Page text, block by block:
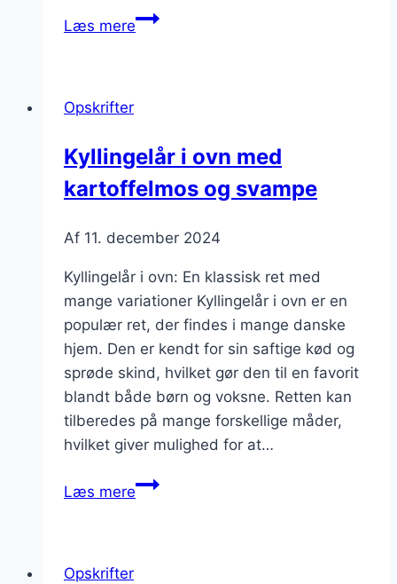
Læs mereKyllingelår
middag
Opskrifter
Kyllingelår i ovn med
kartoffelmos og svampe
Af 11. december 2024
Kyllingelår i ovn: En klassisk ret med
mange variationer Kyllingelår i ovn er en
populær ret, der findes i mange danske
hjem. Den er kendt for sin saftige kød og
sprøde skind, hvilket gør den til en favorit
blandt både børn og voksne. Retten kan
tilberedes på mange forskellige måder,
hvilket giver mulighed for at…
Læs mereKyllingelår
Opskrifter